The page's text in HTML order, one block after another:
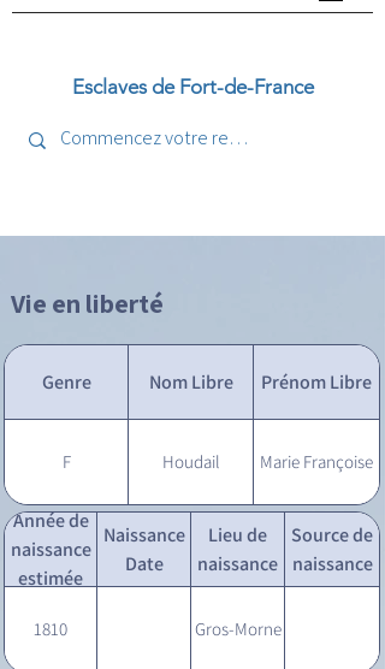
Esclaves de Fort-de-France
Vie en liberté
Genre Nom Libre Prénom Libre
F Houdail Marie Françoise
Année de
naissance
estimée
Naissance
Date
Lieu de
naissance
Source de
naissance
1810 Gros-Morne